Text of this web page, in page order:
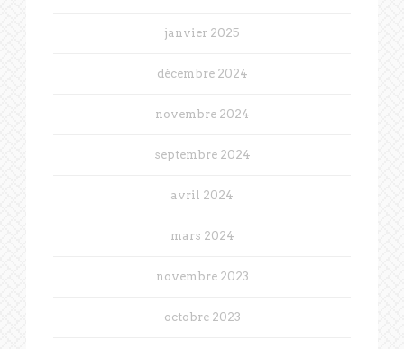
janvier 2025
décembre 2024
novembre 2024
septembre 2024
avril 2024
mars 2024
novembre 2023
octobre 2023